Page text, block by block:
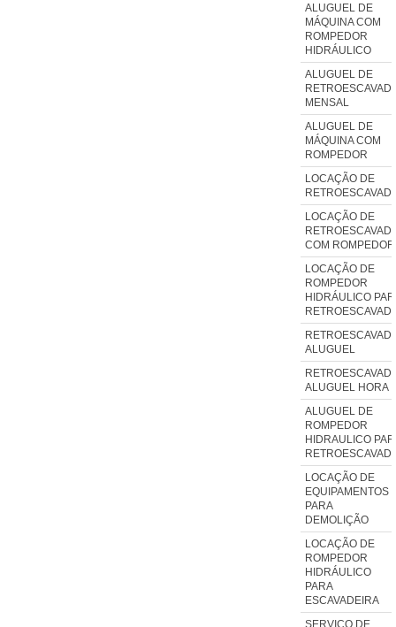
ALUGUEL DE
MÁQUINA COM
ROMPEDOR
HIDRÁULICO
ALUGUEL DE
MENSAL
ALUGUEL DE
MÁQUINA COM
ROMPEDOR
LOCAÇÃO DE
LOCAÇÃO DE
COM ROMPEDOR
LOCAÇÃO DE
ROMPEDOR
HIDRÁULICO
ALUGUEL
ALUGUEL HORA
ALUGUEL DE
ROMPEDOR
HIDRAULICO
LOCAÇÃO DE
EQUIPAMENTOS
PARA
DEMOLIÇÃO
LOCAÇÃO DE
ROMPEDOR
HIDRÁULICO
PARA
ESCAVADEIRA
SERVIÇO DE